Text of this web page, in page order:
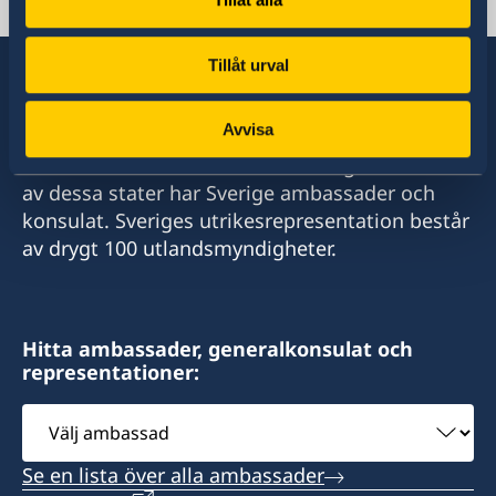
Tillåt urval
Avvisa
Twitter
Sverige har diplomatiska förbindelser med i
stort sett alla stater i världen. I ungefär hälften
av dessa stater har Sverige ambassader och
konsulat. Sveriges utrikesrepresentation består
av drygt 100 utlandsmyndigheter.
Hitta ambassader, generalkonsulat och
representationer:
Välj
ambassad
Se en lista över alla ambassader